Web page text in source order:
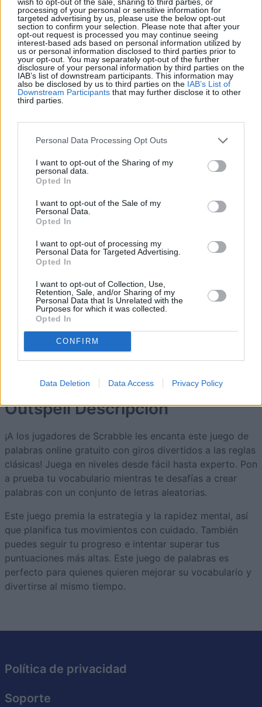
processing of your personal or sensitive information for
targeted advertising by us, please use the below opt-out
section to confirm your selection. Please note that after your
opt-out request is processed you may continue seeing
interest-based ads based on personal information utilized by
us or personal information disclosed to third parties prior to
your opt-out. You may separately opt-out of the further
disclosure of your personal information by third parties on the
IAB’s list of downstream participants. This information may
also be disclosed by us to third parties on the IAB’s List of
Downstream Participants that may further disclose it to other
third parties.
Personal Data Processing Opt Outs
I want to opt-out of the Sharing of my
personal data.
Opted In
I want to opt-out of the Sale of my
Personal Data.
Opted In
I want to opt-out of processing my
Personal Data for Targeted Advertising.
Opted In
I want to opt-out of Collection, Use,
Retention, Sale, and/or Sharing of my
Personal Data that Is Unrelated with the
Purposes for which it was collected.
Opted In
CONFIRM
Data Deletion Data Access Privacy Policy
1 CHEEKO55 1,311
2 Gwynllyw 1,114
3
Defactonick 523
AmbitiousJester951
Outspell Descripción
¡A los jugadores de Scrabble les encanta este juego de
palabras online gratuito con giros divertidos a las reglas
clásicas! Juega en niveles desde fácil hasta experto. Pon
a prueba tu vocabulario mientras te desafías a crear
palabras con un conjunto de letras aleatorias.
Este juego premia la estrategia y la rapidez mental, así
que planifica tus movimientos con cuidado. También
puedes seguir tu progreso e intentar superar tus
puntuaciones más altas. Este juego de palabras es
perfecto para quienes quieren mejorar su vocabulario y
divertirse al mismo tiempo.
Política de privacidad
Soporte